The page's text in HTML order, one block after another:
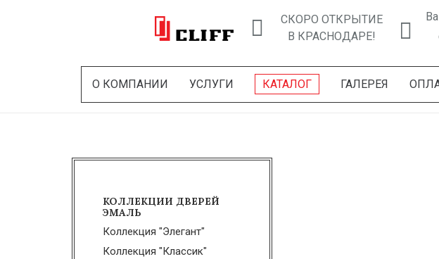
СКОРО ОТКРЫТИЕ
В КРАСНОДАРЕ!
О КОМПАНИИ УСЛУГИ КАТАЛОГ ГАЛЕРЕЯ
КОЛЛЕКЦИИ ДВЕРЕЙ
ЭМАЛЬ
Коллекция "Элегант"
Коллекция "Классик"